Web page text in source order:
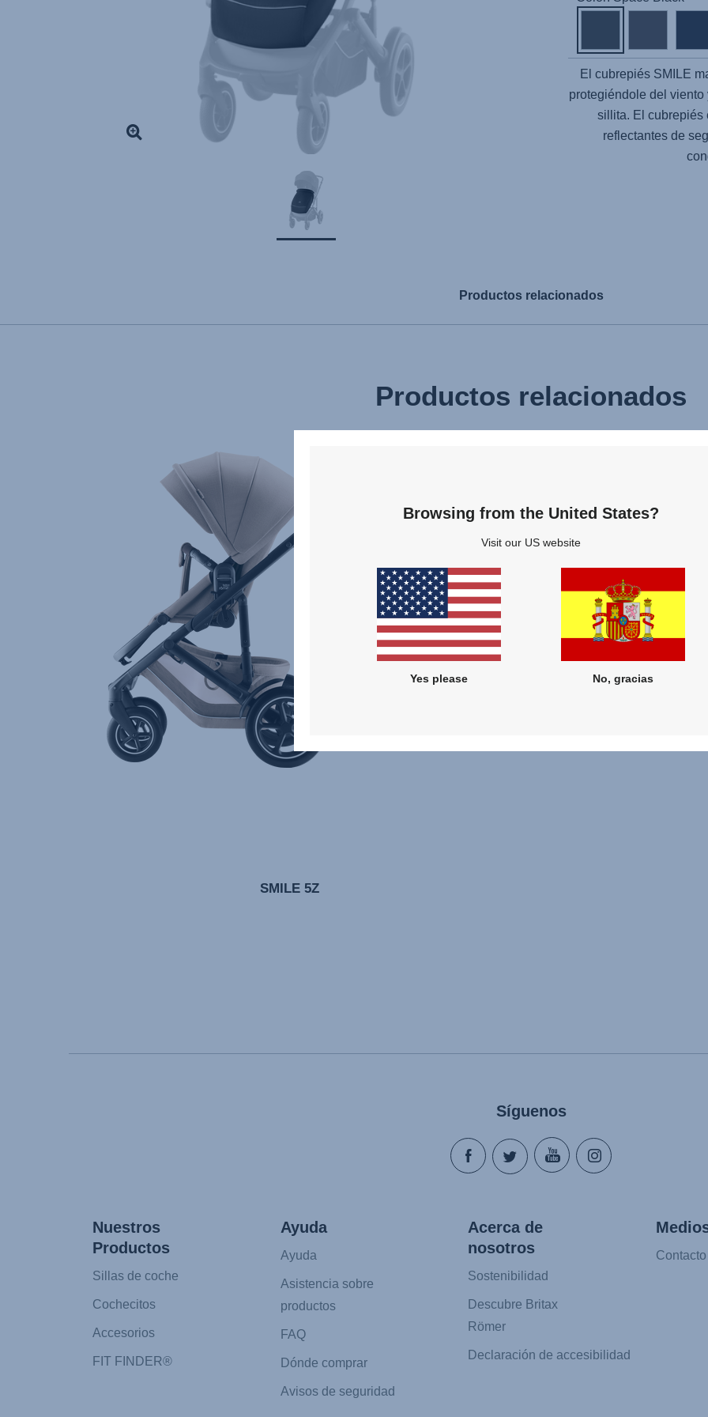
El cubrepiés SMILE
protegiéndole del
sillita. El cubrepiés
reflectantes de
Productos relacionados
Productos relacionados
SMILE 5Z
Síguenos
Nuestros
Productos
Sillas de coche
Cochecitos
Accesorios
FIT FINDER®
Ayuda
Ayuda
Asistencia sobre
productos
FAQ
Dónde comprar
Avisos de seguridad
Acerca de
nosotros
Sostenibilidad
Descubre Britax
Römer
Declaración de accesibilidad
Browsing from the United States?
Visit our US website
Yes please No, gracias